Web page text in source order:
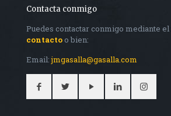
Contacta conmigo
Puedes contactar conmigo mediante el
contacto o bien:
Email:jmgasalla@gasalla.com